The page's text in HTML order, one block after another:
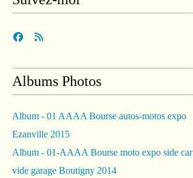
Albums Photos
Album - 01 AAAA Bourse autos-motos expo
Ezanville 2015
Album - 01-AAAA Bourse moto expo side car
vide garage Boutigny 2014